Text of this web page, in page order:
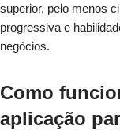
superior, pelo menos
progressiva e
negócios.
Como
aplicação